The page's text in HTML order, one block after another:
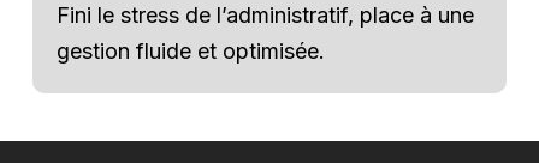
Fini le stress de l’administratif, place à une
gestion fluide et optimisée.